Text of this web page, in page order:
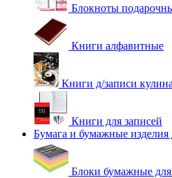
Блокноты
Книги алфавитные
Книги д/записи
Книги для записей
Бумага и бумажные изделия
Блоки бумажные для